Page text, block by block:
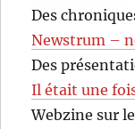
Des
Newstrum –
Des
Il était une
Webzine sur